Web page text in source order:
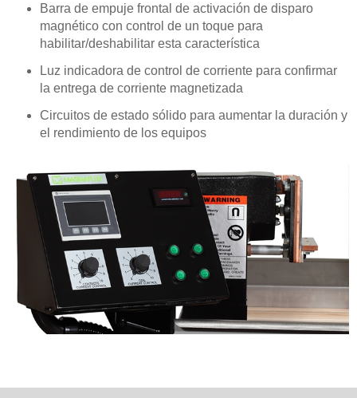
Barra de empuje frontal de activación de disparo
magnético con control de un toque para
habilitar/deshabilitar esta característica
Luz indicadora de control de corriente para confirmar
la entrega de corriente magnetizada
Circuitos de estado sólido para aumentar la duración y
el rendimiento de los equipos